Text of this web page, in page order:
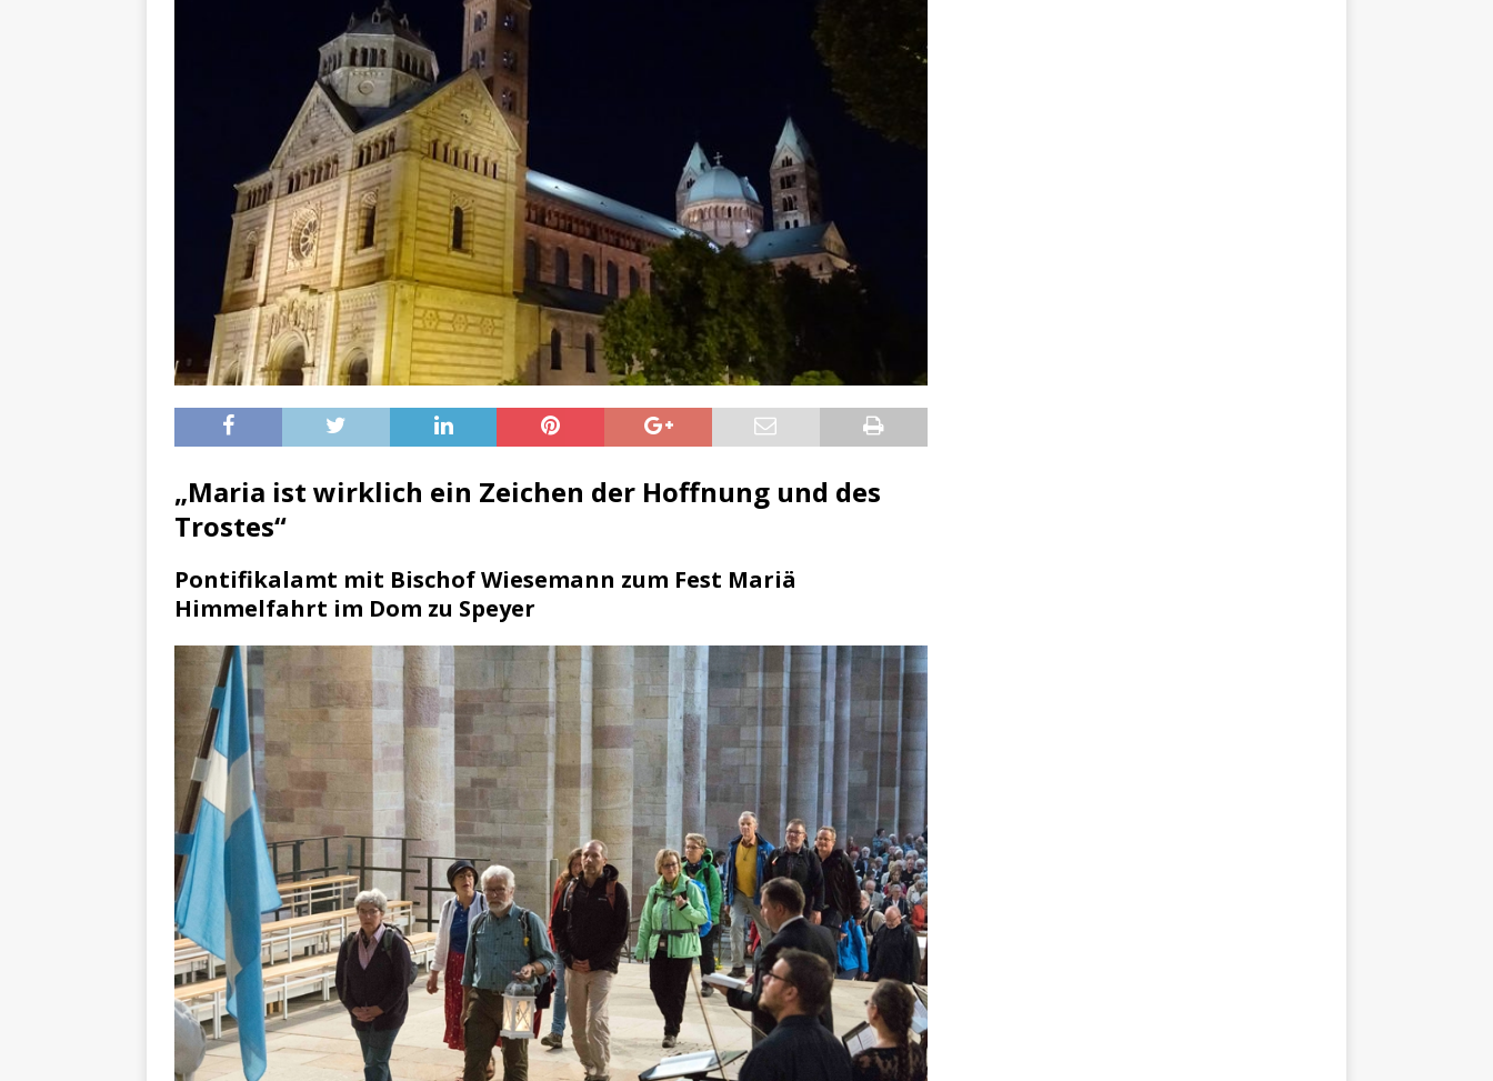
[ 11. November 2023 ] Personensuche / Vermisste Person
[ 31. Oktober 2023 ]
Eilmeldung Polizei
[ 19. Oktober 2023 ] Öffentlichkeitsfahndung
[ 15. April 2023 ] Natur/Umwelt – Militärischer Übungsplatz Dudenhofen / Speyer
UMWELT
& NATUR
[ 7. Mai 2025 ]
Radio Regenbogen spendet 10.000.- € an „Kinder unterm Regenbogen“
BADEN-WÜRTTEMBERG
[ 6. Mai 2025 ] Radarfallen / Blitzer / Geschwindigkeitsmessung für die KW 19 (05.05. –
11.05.2025)
GESCHWINDIGKEITSKONTROLLE
[ 5. Mai 2025 ] Deutsche Equipe gewinnt vor der Schweiz den Longines EEF Nations Cup im
MVV-Reitstadion
BADEN-WÜRTTEMBERG
[ 4. Mai 2025 ]
Technik Museum Speyer / Brazzeltag
SPEYER
[ 29. März 2024 ] Polizei / Konsumcannabisgesetz (KCanG)
BLAULICHTMELDUNGEN
„Maria ist wirklich ein Zeichen der Hoffnung und des
Trostes“
Pontifikalamt mit Bischof Wiesemann zum Fest Mariä
Himmelfahrt im Dom zu Speyer